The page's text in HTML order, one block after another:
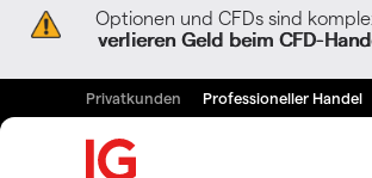
Optionen und CFDs sind
verlieren Geld beim CFD-
Privatkunden Professioneller Handel